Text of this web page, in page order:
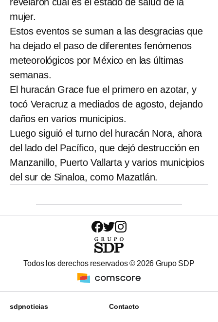
mujer.
Estos eventos se suman a las desgracias que
ha dejado el paso de diferentes fenómenos
meteorológicos por México en las últimas
semanas.
El huracán Grace fue el primero en azotar, y
tocó Veracruz a mediados de agosto, dejando
daños en varios municipios.
Luego siguió el turno del huracán Nora, ahora
del lado del Pacífico, que dejó destrucción en
Manzanillo, Puerto Vallarta y varios municipios
del sur de Sinaloa, como Mazatlán.
Todos los derechos reservados © 2026 Grupo SDP
sdpnoticias Contacto